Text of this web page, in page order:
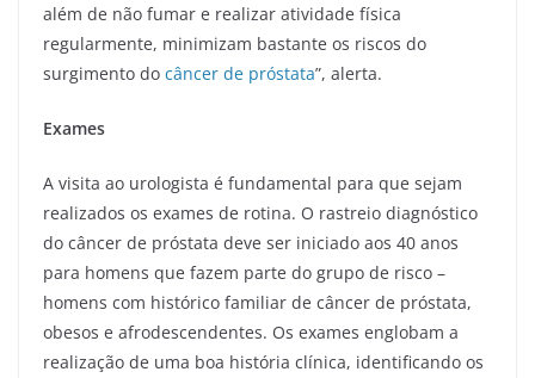
além de não fumar e realizar atividade física
regularmente, minimizam bastante os riscos do
surgimento do câncer de próstata”, alerta.
Exames
A visita ao urologista é fundamental para que sejam
realizados os exames de rotina. O rastreio diagnóstico
do câncer de próstata deve ser iniciado aos 40 anos
para homens que fazem parte do grupo de risco –
homens com histórico familiar de câncer de próstata,
obesos e afrodescendentes. Os exames englobam a
realização de uma boa história clínica, identificando os